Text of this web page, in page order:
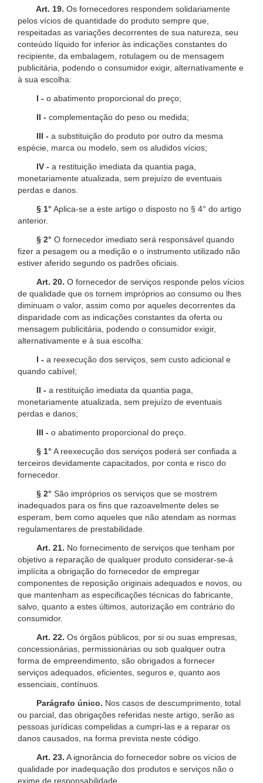
Art. 19. Os fornecedores respondem solidariamente
pelos vícios de quantidade do produto sempre que,
respeitadas as variações decorrentes de sua natureza, seu
conteúdo líquido for inferior às indicações constantes do
recipiente, da embalagem, rotulagem ou de mensagem
publicitária, podendo o consumidor exigir, alternativamente e
à sua escolha:
I - o abatimento proporcional do preço;
II - complementação do peso ou medida;
III - a substituição do produto por outro da mesma
espécie, marca ou modelo, sem os aludidos vícios;
IV - a restituição imediata da quantia paga,
monetariamente atualizada, sem prejuízo de eventuais
perdas e danos.
§ 1° Aplica-se a este artigo o disposto no § 4° do artigo
anterior.
§ 2° O fornecedor imediato será responsável quando
fizer a pesagem ou a medição e o instrumento utilizado não
estiver aferido segundo os padrões oficiais.
Art. 20. O fornecedor de serviços responde pelos vícios
de qualidade que os tornem impróprios ao consumo ou lhes
diminuam o valor, assim como por aqueles decorrentes da
disparidade com as indicações constantes da oferta ou
mensagem publicitária, podendo o consumidor exigir,
alternativamente e à sua escolha:
I - a reexecução dos serviços, sem custo adicional e
quando cabível;
II - a restituição imediata da quantia paga,
monetariamente atualizada, sem prejuízo de eventuais
perdas e danos;
III - o abatimento proporcional do preço.
§ 1° A reexecução dos serviços poderá ser confiada a
terceiros devidamente capacitados, por conta e risco do
fornecedor.
§ 2° São impróprios os serviços que se mostrem
inadequados para os fins que razoavelmente deles se
esperam, bem como aqueles que não atendam as normas
regulamentares de prestabilidade.
Art. 21. No fornecimento de serviços que tenham por
objetivo a reparação de qualquer produto considerar-se-á
implícita a obrigação do fornecedor de empregar
componentes de reposição originais adequados e novos, ou
que mantenham as especificações técnicas do fabricante,
salvo, quanto a estes últimos, autorização em contrário do
consumidor.
Art. 22. Os órgãos públicos, por si ou suas empresas,
concessionárias, permissionárias ou sob qualquer outra
forma de empreendimento, são obrigados a fornecer
serviços adequados, eficientes, seguros e, quanto aos
essenciais, contínuos.
Parágrafo único. Nos casos de descumprimento, total
ou parcial, das obrigações referidas neste artigo, serão as
pessoas jurídicas compelidas a cumpri-las e a reparar os
danos causados, na forma prevista neste código.
Art. 23. A ignorância do fornecedor sobre os vícios de
qualidade por inadequação dos produtos e serviços não o
exime de responsabilidade.